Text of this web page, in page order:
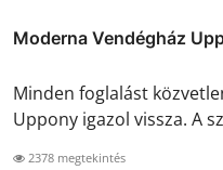
Moderna Vendégház
Minden foglalást
Uppony igazol vissza. A
2378 megtekintés